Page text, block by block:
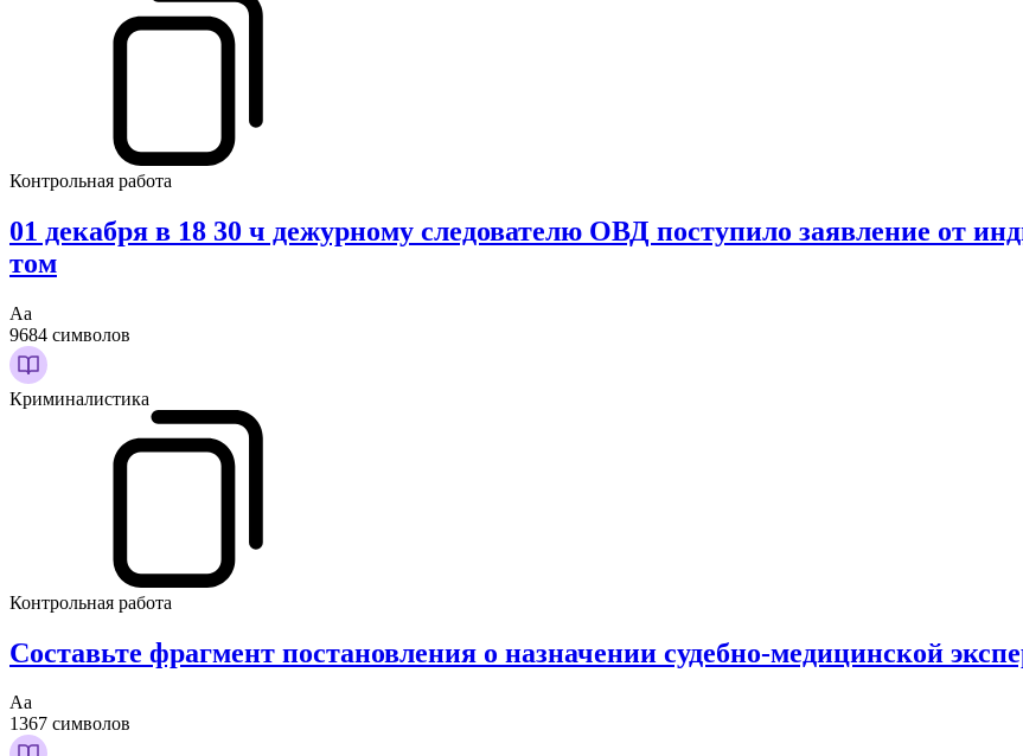
Контрольная работа
01 декабря в 18 30 ч дежурному следователю ОВД поступило заявление от
том
Аа
9684 символов
Криминалистика
Контрольная работа
Составьте фрагмент постановления о назначении судебно-медицинской
Аа
1367 символов